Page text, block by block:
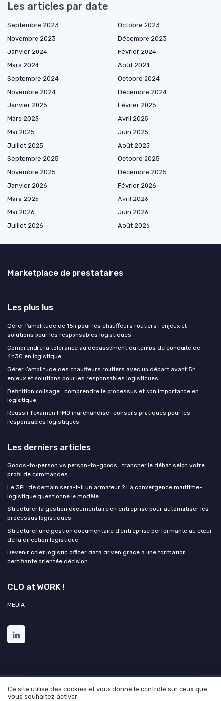
Les articles par date
Septembre 2023
Octobre 2023
Novembre 2023
Décembre 2023
Janvier 2024
Février 2024
Mars 2024
Août 2024
Septembre 2024
Octobre 2024
Novembre 2024
Décembre 2024
Janvier 2025
Février 2025
Mars 2025
Avril 2025
Mai 2025
Juin 2025
Juillet 2025
Août 2025
Septembre 2025
Octobre 2025
Novembre 2025
Décembre 2025
Janvier 2026
Février 2026
Mars 2026
Avril 2026
Mai 2026
Juin 2026
Juillet 2026
Août 2026
Marketplace de prestataires
Les plus lus
Gérer l’amplitude de 15h pour les chauffeurs routiers : enjeux et
solutions pour les responsables logistiques
Comprendre la tolérance au dépassement du temps de conduite de
4h30 en logistique
Gérer l’amplitude des chauffeurs routiers avec un départ avant 5h :
enjeux et solutions pour les responsables logistiques
Definition colisage : comprendre le processus et son importance en
logistique
Réussir l’examen FIMO marchandise : conseils pratiques pour les
responsables logistiques
Les derniers articles
Goods-to-person vs person-to-goods : trancher le débat selon votre
profil de commandes
Le 3PL de demain sera-t-il un armateur ? La convergence maritime-
logistique questionne le modèle
Structurer la gestion documentaire en entreprise pour automatiser les
processus logistiques
Structurer une gestion documentaire d’entreprise performante au cœur
de la direction logistique
Devenir chief logistic officer data driven grâce à une formation
certifiante orientée décision
CLO at WORK !
MEDIA
Mentions légales Politique de confidentialité
Grande
Ce site utilise des cookies et vous donne le contrôle sur ceux que
vous souhaitez activer